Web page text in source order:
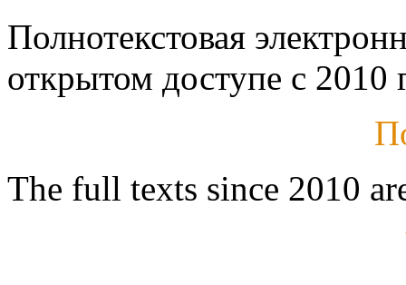
Полнотекстовая
открытом доступе с 2010
The full texts since 2010